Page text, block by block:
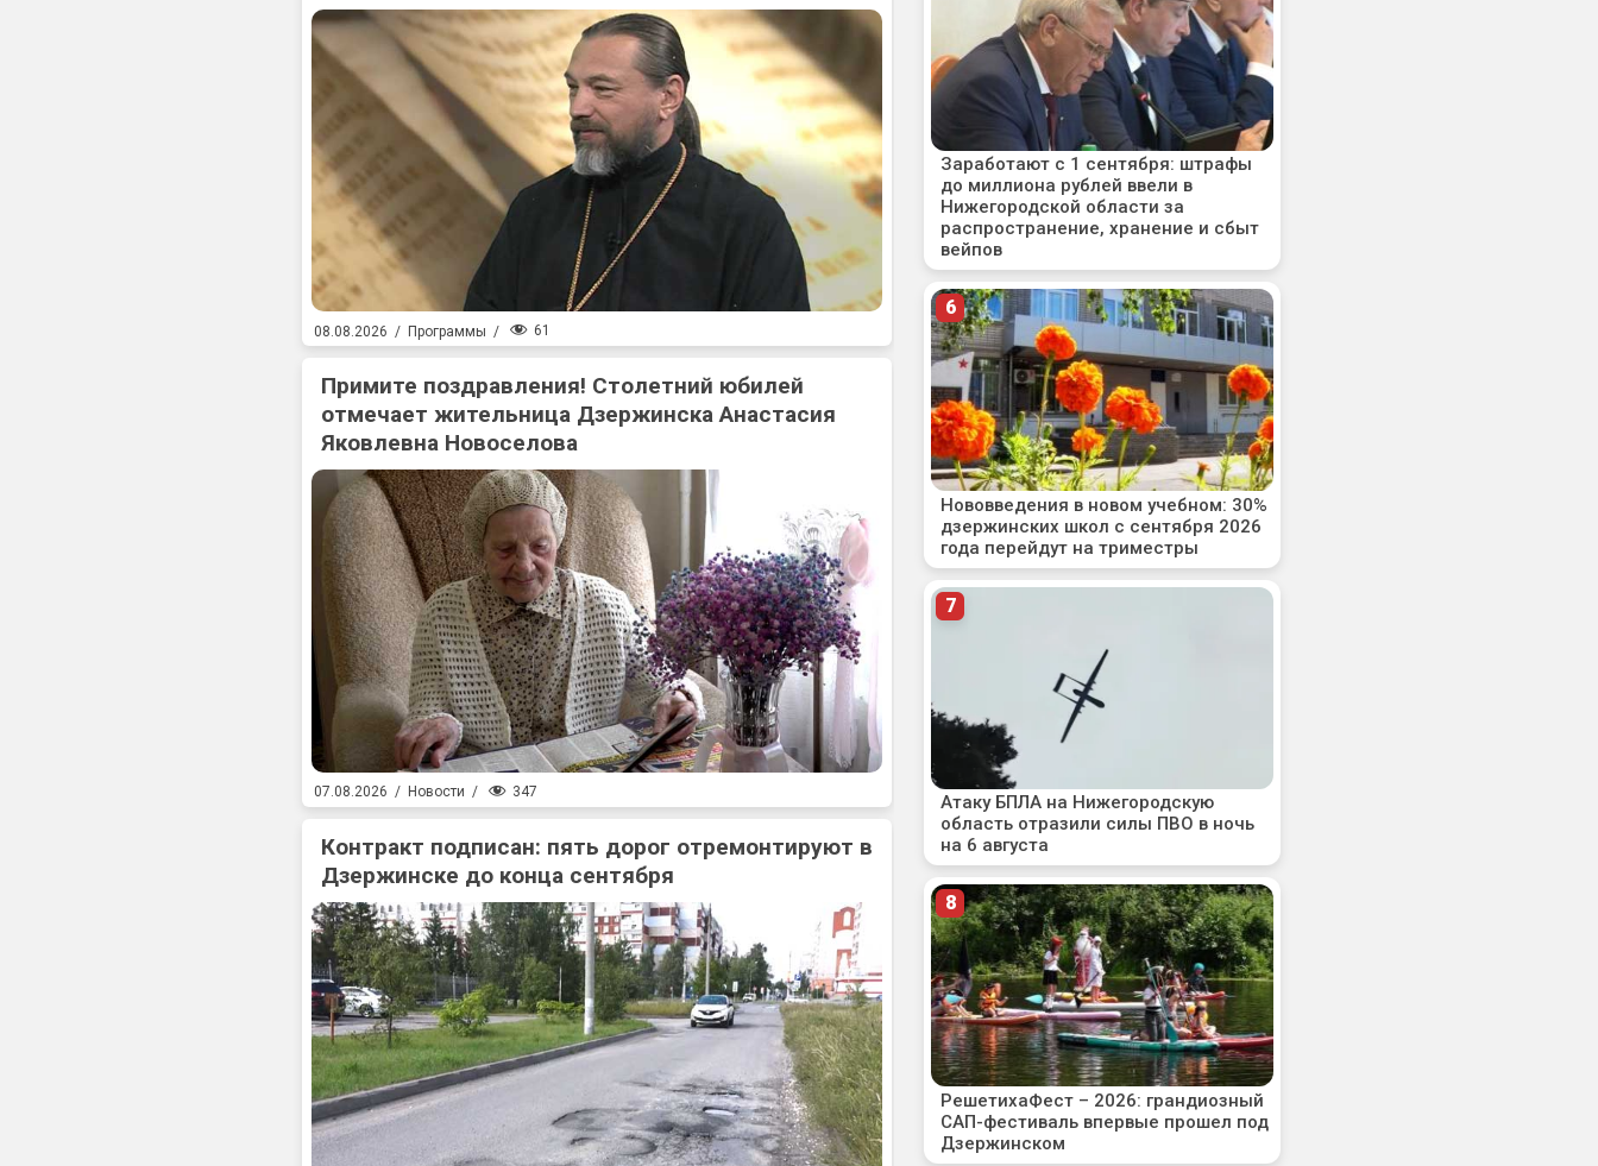
08.08.2026 / Программы / 61
Примите поздравления! Столетний юбилей
отмечает жительница Дзержинска Анастасия
Яковлевна Новоселова
07.08.2026 / Новости / 347
Контракт подписан: пять дорог отремонтируют в
Дзержинске до конца сентября